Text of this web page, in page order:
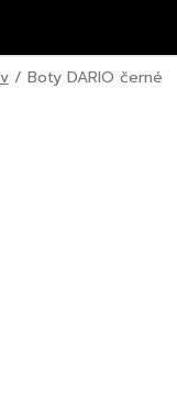
/ Boty DARIO černé